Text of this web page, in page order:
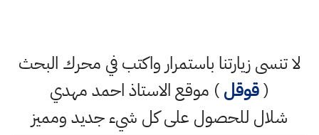
لا تنسى زيارتنا باستمرار واكتب في محرك البحث
(قوقل) موقع الاستاذ احمد مهدي
شلال للحصول على كل شيء جديد ومميز